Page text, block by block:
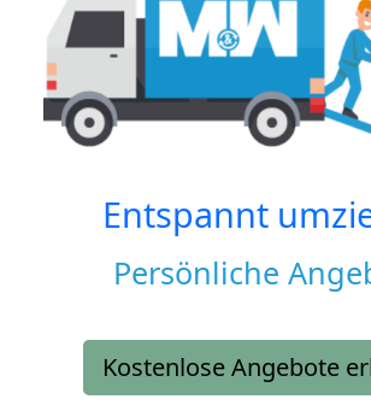
Entspannt
Persönliche
Kostenlose Angebote